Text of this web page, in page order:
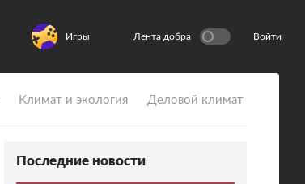
Игры Лента добра Войти
Климат и экология Деловой климат
Последние новости